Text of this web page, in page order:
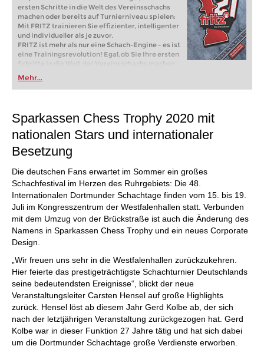
ersten Schritte in die Welt des Vereinsschachs
machen oder bereits auf Turnierniveau spielen:
Mit FRITZ trainieren Sie effizienter, intelligenter
und individueller als je zuvor.
FRITZ ist mehr als nur eine Schach-Engine – es ist
eine Trainingsrevolution! Egal, ob Sie Ihre ersten
Schritte in die Welt des Vereinsschachs machen
oder bereits auf Turnierniveau spielen: Mit
FRITZ trainieren Sie effizienter, intelligenter und
individueller als je zuvor.
Mehr...
Sparkassen Chess Trophy 2020 mit
nationalen Stars und internationaler
Besetzung
Die deutschen Fans erwartet im Sommer ein großes
Schachfestival im Herzen des Ruhrgebiets: Die 48.
Internationalen Dortmunder Schachtage finden vom 15. bis 19.
Juli im Kongresszentrum der Westfalenhallen statt. Verbunden
mit dem Umzug von der Brückstraße ist auch die Änderung des
Namens in Sparkassen Chess Trophy und ein neues Corporate
Design.
„Wir freuen uns sehr in die Westfalenhallen zurückzukehren.
Hier feierte das prestigeträchtigste Schachturnier Deutschlands
seine bedeutendsten Ereignisse“, blickt der neue
Veranstaltungsleiter Carsten Hensel auf große Highlights
zurück. Hensel löst ab diesem Jahr Gerd Kolbe ab, der sich
nach der letztjährigen Veranstaltung zurückgezogen hat. Gerd
Kolbe war in dieser Funktion 27 Jahre tätig und hat sich dabei
um die Dortmunder Schachtage große Verdienste erworben.